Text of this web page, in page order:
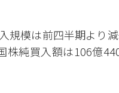
規模は前四半期より
株純買入額は106億